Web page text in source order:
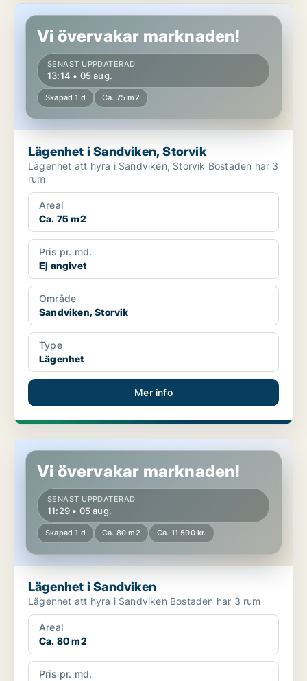
Lägenhet i Sandviken, Storvik
Vi övervakar marknaden!
SENAST UPPDATERAD
13:14 • 05 aug.
Skapad 1 d Ca. 75 m2
Lägenhet i Sandviken, Storvik
Lägenhet att hyra i Sandviken, Storvik Bostaden har 3
rum
Areal
Ca. 75 m2
Pris pr. md.
Ej angivet
Område
Sandviken, Storvik
Type
Lägenhet
Mer info
Lägenhet i Sandviken
Vi övervakar marknaden!
SENAST UPPDATERAD
11:29 • 05 aug.
Skapad 1 d Ca. 80 m2 Ca. 11 500 kr.
Lägenhet i Sandviken
Lägenhet att hyra i Sandviken Bostaden har 3 rum
Areal
Ca. 80 m2
Pris pr. md.